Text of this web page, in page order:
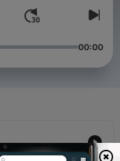
00:00